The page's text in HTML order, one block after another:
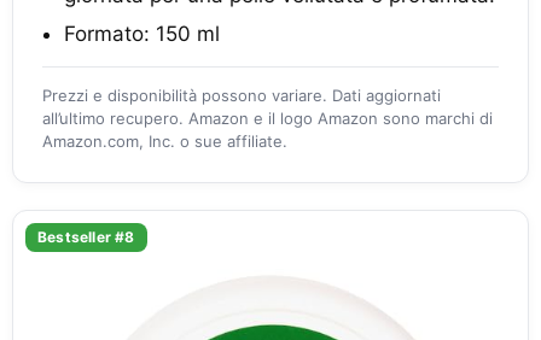
Formato: 150 ml
Prezzi e disponibilità possono variare. Dati aggiornati
all’ultimo recupero. Amazon e il logo Amazon sono marchi di
Amazon.com, Inc. o sue affiliate.
Bestseller #8